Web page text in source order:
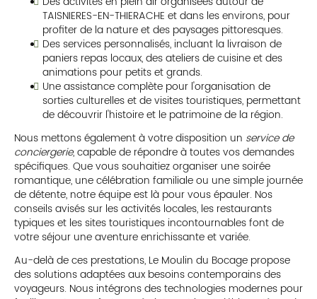
TAISNIERES-EN-THIERACHE et dans les environs, pour
profiter de la nature et des paysages pittoresques.
Des services personnalisés, incluant la livraison de
paniers repas locaux, des ateliers de cuisine et des
animations pour petits et grands.
Une assistance complète pour l'organisation de
sorties culturelles et de visites touristiques, permettant
de découvrir l'histoire et le patrimoine de la région.
Nous mettons également à votre disposition un service de
conciergerie, capable de répondre à toutes vos demandes
spécifiques. Que vous souhaitiez organiser une soirée
romantique, une célébration familiale ou une simple journée
de détente, notre équipe est là pour vous épauler. Nos
conseils avisés sur les activités locales, les restaurants
typiques et les sites touristiques incontournables font de
votre séjour une aventure enrichissante et variée.
Au-delà de ces prestations, Le Moulin du Bocage propose
des solutions adaptées aux besoins contemporains des
voyageurs. Nous intégrons des technologies modernes pour